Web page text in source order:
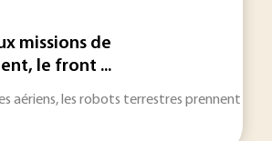
missions de
le front ...
aériens, les robots terrestres prennent